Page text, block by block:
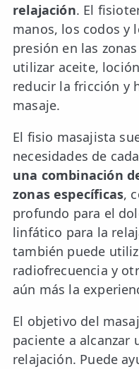
Lumbalgia
Ciática
Bursitis de Hombro
Síndrome Piramidal
Tendinitis de
relajación. El
manos, los codos y
presión en las
utilizar aceite,
reducir la fricción y
masaje.
El fisio masajista
necesidades de
una combinación
zonas específicas,
profundo para el
linfático para la
también puede
radiofrecuencia y
aún más la
El objetivo del
paciente a alcanzar
relajación. Puede